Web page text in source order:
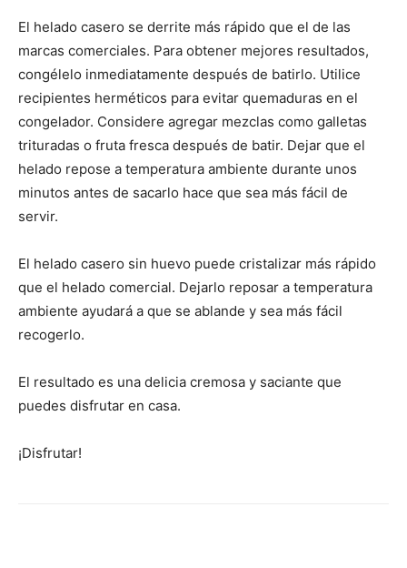
El helado casero se derrite más rápido que el de las
marcas comerciales. Para obtener mejores resultados,
congélelo inmediatamente después de batirlo. Utilice
recipientes herméticos para evitar quemaduras en el
congelador. Considere agregar mezclas como galletas
trituradas o fruta fresca después de batir. Dejar que el
helado repose a temperatura ambiente durante unos
minutos antes de sacarlo hace que sea más fácil de
servir.
El helado casero sin huevo puede cristalizar más rápido
que el helado comercial. Dejarlo reposar a temperatura
ambiente ayudará a que se ablande y sea más fácil
recogerlo.
El resultado es una delicia cremosa y saciante que
puedes disfrutar en casa.
¡Disfrutar!